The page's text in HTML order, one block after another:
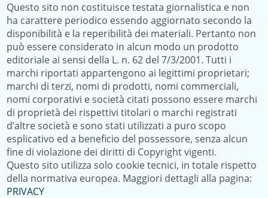
Questo sito non costituisce testata giornalistica e non
ha carattere periodico essendo aggiornato secondo la
disponibilità e la reperibilità dei materiali. Pertanto non
può essere considerato in alcun modo un prodotto
editoriale ai sensi della L. n. 62 del 7/3/2001. Tutti i
marchi riportati appartengono ai legittimi proprietari;
marchi di terzi, nomi di prodotti, nomi commerciali,
nomi corporativi e società citati possono essere marchi
di proprietà dei rispettivi titolari o marchi registrati
d’altre società e sono stati utilizzati a puro scopo
esplicativo ed a beneficio del possessore, senza alcun
fine di violazione dei diritti di Copyright vigenti.
Questo sito utilizza solo cookie tecnici, in totale rispetto
della normativa europea. Maggiori dettagli alla pagina:
PRIVACY